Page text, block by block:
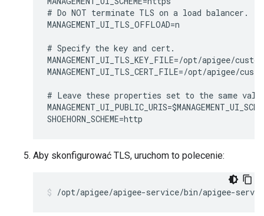
# Do NOT terminate TLS on a load balancer.
MANAGEMENT_UI_TLS_OFFLOAD=n
# Specify the key and cert.
MANAGEMENT_UI_TLS_KEY_FILE=/opt/apigee/
MANAGEMENT_UI_TLS_CERT_FILE=/opt/apigee/
# Leave these properties set to the same
SHOEHORN_SCHEME=http
Aby skonfigurować TLS, uruchom to polecenie:
/opt/apigee/apigee-service/bin/apigee-